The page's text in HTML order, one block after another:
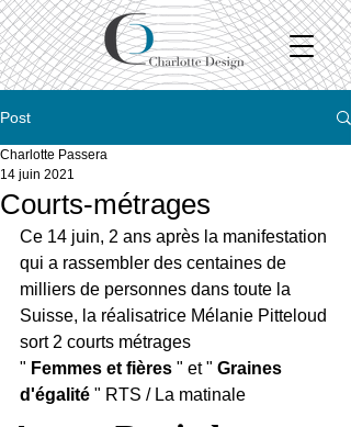
Post
Courts-métrages
Charlotte Passera
14 juin 2021
Ce 14 juin, 2 ans après la manifestation
qui a rassembler des centaines de
milliers de personnes dans toute la
Suisse, la réalisatrice Mélanie Pitteloud
sort 2 courts métrages
" Femmes et fières " et " Graines
d'égalité " RTS / La matinale